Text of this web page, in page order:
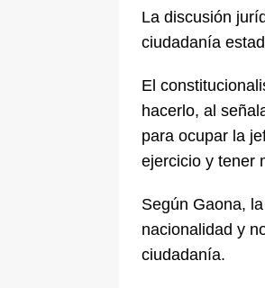
La discusión
ciudadanía
El
hacerlo, al
para ocupar la
ejercicio y tener
Según Gaona,
nacionalidad y
ciudadanía.